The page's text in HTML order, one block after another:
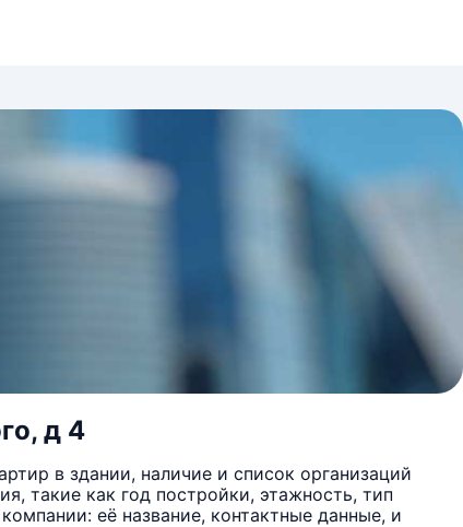
д 4
в здании, наличие и список организаций
такие как год постройки, этажность, тип
её название, контактные данные, и